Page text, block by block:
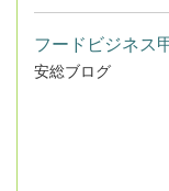
フードビジネス
安総ブログ